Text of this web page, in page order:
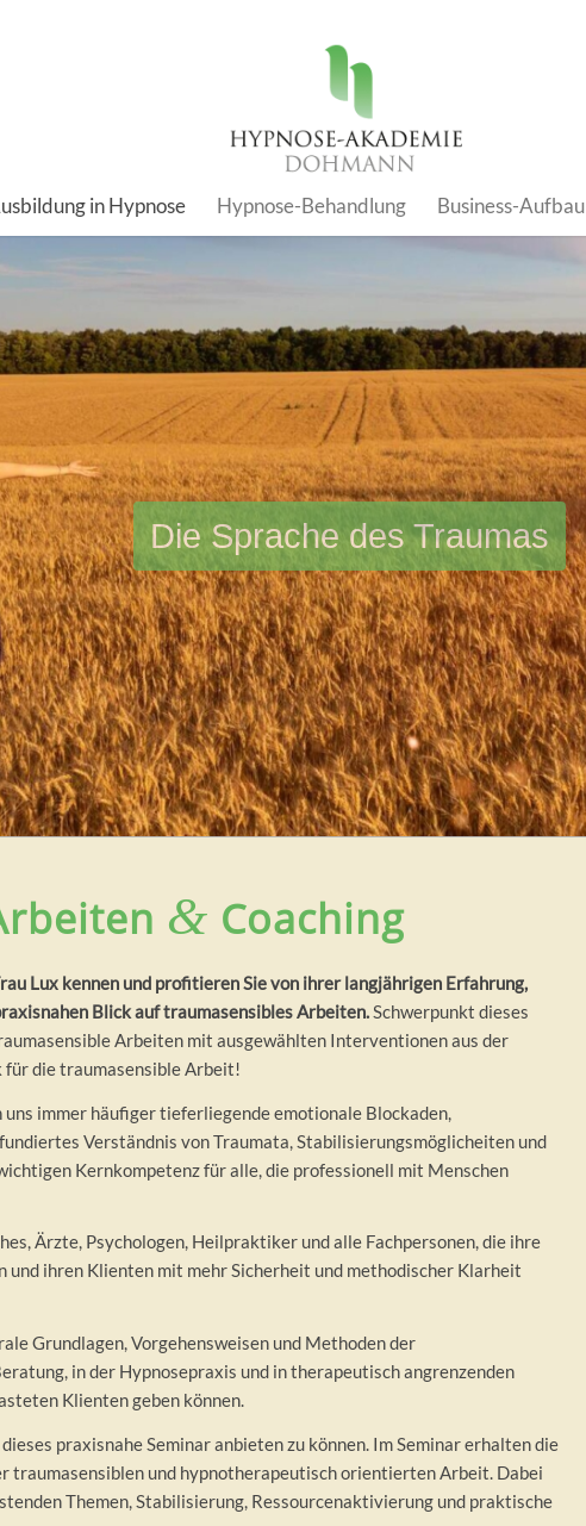
in Hypnose Hypnose-Behandlung Business-Aufbau
Die Sprache des Traumas
& Coaching
Lux kennen und profitieren Sie von ihrer langjährigen Erfahrung,
Blick auf traumasensibles Arbeiten.Schwerpunkt dieses
Arbeiten mit ausgewählten Interventionen aus der
für die traumasensible Arbeit!
immer häufiger tieferliegende emotionale Blockaden,
Verständnis von Traumata, Stabilisierungsmöglicheiten und
Kernkompetenz für alle, die professionell mit Menschen
Ärzte, Psychologen, Heilpraktiker und alle Fachpersonen, die ihre
ihren Klienten mit mehr Sicherheit und methodischer Klarheit
Grundlagen, Vorgehensweisen und Methoden der
in der Hypnosepraxis und in therapeutisch angrenzenden
Klienten geben können.
praxisnahe Seminar anbieten zu können. Im Seminar erhalten die
traumasensiblen und hypnotherapeutisch orientierten Arbeit. Dabei
Themen, Stabilisierung, Ressourcenaktivierung und praktische